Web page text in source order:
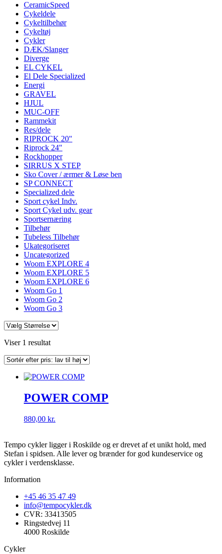
CeramicSpeed
Cykeldele
Cykeltilbehør
Cykeltøj
Cykler
DÆK/Slanger
Diverge
EL CYKEL
El Dele Specialized
Energi
GRAVEL
HJUL
MUC-OFF
Rammekit
Res/dele
RIPROCK 20"
Riprock 24"
Rockhopper
SIRRUS X STEP
Sko Cover / ærmer & Løse ben
SP CONNECT
Specialized dele
Sport cykel Indv.
Sport Cykel udv. gear
Sportsernæring
Tilbehør
Tubeless Tilbehør
Ukategoriseret
Uncategorized
Woom EXPLORE 4
Woom EXPLORE 5
Woom EXPLORE 6
Woom Go 1
Woom Go 2
Woom Go 3
Viser 1 resultat
POWER COMP
880,00 kr.
Tempo cykler ligger i Roskilde og er drevet af et unikt hold, med
Stefan i spidsen. Alle lever og brænder for god kundeservice og
cykler i verdensklasse.
Information
+45 46 35 47 49
info@tempocykler.dk
CVR: 33413505
Ringstedvej 11
4000 Roskilde
Cykler